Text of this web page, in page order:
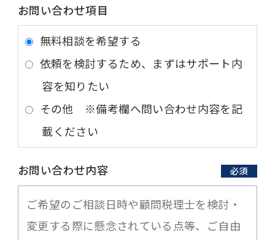
お問い合わせ項目
無料相談を希望する
依頼を検討するため、まずはサポート内
容を知りたい
その他 ※備考欄へ問い合わせ内容を記
載ください
お問い合わせ内容 必須